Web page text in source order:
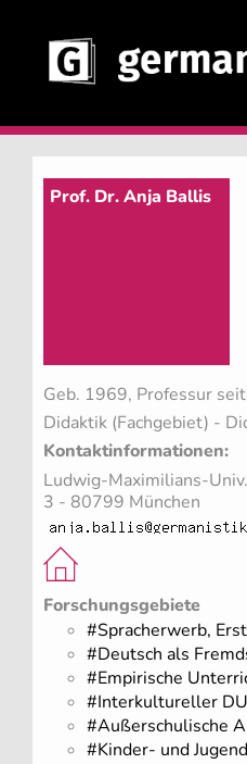
Prof. Dr. Anja Ballis
Geb. 1969, Professur
Didaktik (Fachgebiet) -
Kontaktinformationen:
Ludwig-Maximilians-
3 - 80799 München
Forschungsgebiete
#Spracherwerb,
#Deutsch als
#Empirische
#Interkultureller DU
#Außerschulische
#Kinder- und